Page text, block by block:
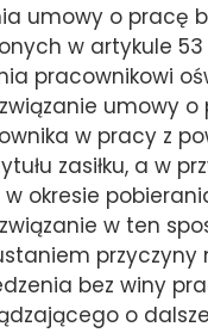
umowy o pracę
w artykule
pracownikowi
umowy
w pracy z
zasiłku, a w
okresie
w ten
bez winy
o